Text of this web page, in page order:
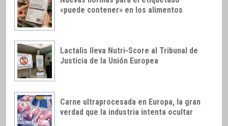
«puede contener» en los alimentos
Lactalis lleva Nutri-Score al Tribunal de
Justicia de la Unión Europea
Carne ultraprocesada en Europa, la gran
verdad que la industria intenta ocultar